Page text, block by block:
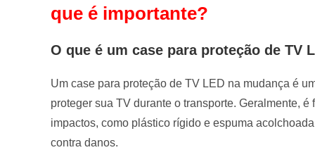
que é importante?
O que é um case para proteção de TV
Um case para proteção de TV LED na mudança é
proteger sua TV durante o transporte. Geralmente,
impactos, como plástico rígido e espuma
contra danos.